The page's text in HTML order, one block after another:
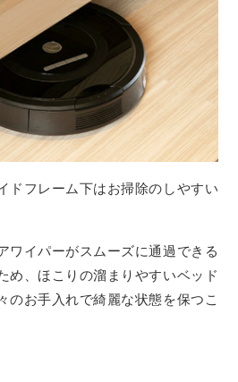
ドフレーム下はお掃除のしやすい
ワイパーがスムーズに通過できる
め、ほこりの溜まりやすいベッド
のお手入れで綺麗な状態を保つこ